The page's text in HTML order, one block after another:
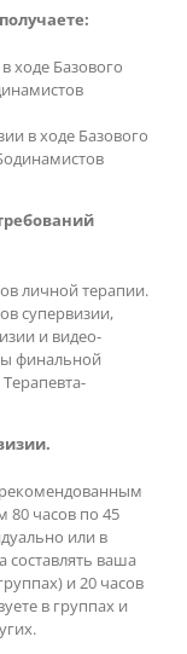
ходе Базового
в ходе Базового
личной терапии.
супервизии,
и видео-
финальной
80 часов по 45
или в
ваша
и 20 часов
в группах и